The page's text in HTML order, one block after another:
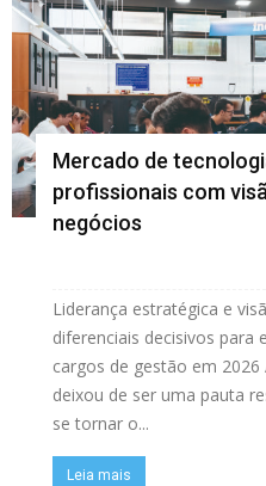
Mercado de
profissionais com
negócios
Liderança estratégica e
diferenciais decisivos para
cargos de gestão em
deixou de ser uma pauta
se tornar o...
Leia mais